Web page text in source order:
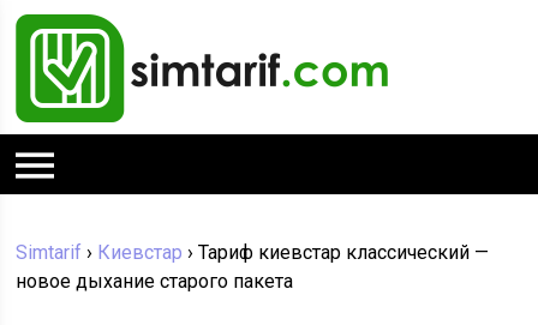
Simtarif › Киевстар ›Тариф киевстар классический —
новое дыхание старого пакета